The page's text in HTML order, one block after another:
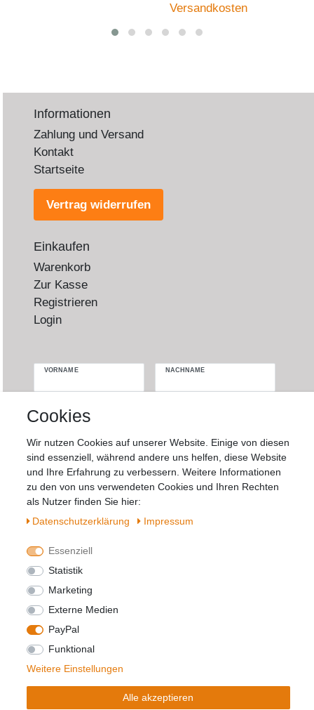
Versandkosten
Informationen
Zahlung und Versand
Kontakt
Startseite
Vertrag widerrufen
Einkaufen
Warenkorb
Zur Kasse
Registrieren
Login
VORNAME NACHNAME
E-MAIL **
Newsletter
Honig
Hiermit bestätige ich, dass ich dieDaten­
schutz­erklärunggelesen habe. Meine
Einwilligung kann ich jederzeit widerrufen.**
Abonnieren
** Hierbei handelt es sich um ein Pflichtfeld.
Widerrufs­recht
Daten­schutz­erklärung
Realisierung und Umsetzung by
Cookies
Wir nutzen Cookies auf unserer Website. Einige von diesen
sind essenziell, während andere uns helfen, diese Website
und Ihre Erfahrung zu verbessern. Weitere Informationen
zu den von uns verwendeten Cookies und Ihren Rechten
als Nutzer finden Sie hier:
Daten­schutz­erklärung
Impressum
Essenziell
Statistik
Marketing
Externe Medien
PayPal
Funktional
Weitere Einstellungen
Alle akzeptieren